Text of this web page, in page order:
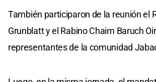
También participaron de la reunión el
Grunblatt y el Rabino Chaim Baruch
representantes de la comunidad